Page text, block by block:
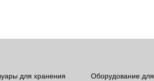
для хранения
Оборудование для